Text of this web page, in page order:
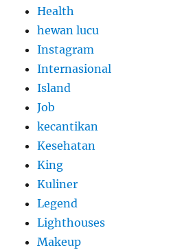
Health
hewan lucu
Instagram
Internasional
Island
Job
kecantikan
Kesehatan
King
Kuliner
Legend
Lighthouses
Makeup